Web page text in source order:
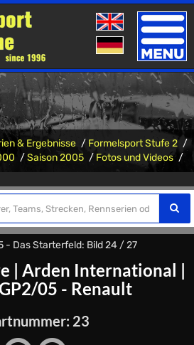
Toggle
& Ergebnisse
Formelsport Stufe 2
Saison 2005
Fotos und Videos
- Das Starterfeld: Bild 24 / 27
| Arden International |
05 - Renault
23